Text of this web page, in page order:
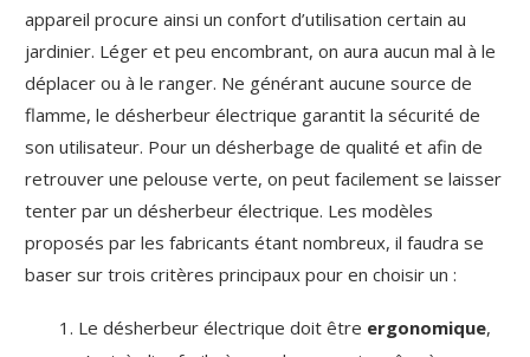
appareil procure ainsi un confort d’utilisation certain au
jardinier. Léger et peu encombrant, on aura aucun mal à le
déplacer ou à le ranger. Ne générant aucune source de
flamme, le désherbeur électrique garantit la sécurité de
son utilisateur. Pour un désherbage de qualité et afin de
retrouver une pelouse verte, on peut facilement se laisser
tenter par un désherbeur électrique. Les modèles
proposés par les fabricants étant nombreux, il faudra se
baser sur trois critères principaux pour en choisir un :
Le désherbeur électrique doit être ergonomique,